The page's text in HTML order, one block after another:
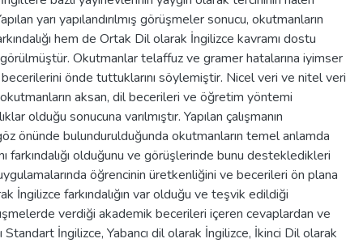
yarı yapılandırılmış görüşmeler sonucu, okutmanların
hem de Ortak Dil olarak İngilizce kavramı dostu
Okutmanlar telaffuz ve gramer hatalarına iyimser
önde tuttuklarını söylemiştir. Nicel veri ve nitel veri
okutmanların aksan, dil becerileri ve öğretim yöntemi
olduğu sonucuna varılmıştır. Yapılan çalışmanın
önünde bulundurulduğunda okutmanların temel anlamda
farkındalığı olduğunu ve görüşlerinde bunu destekledikleri
uygulamalarında öğrencinin üretkenliğini ve becerileri ön plana
İngilizce farkındalığın var olduğu ve teşvik edildiği
verdiği akademik becerileri içeren cevaplardan ve
İngilizce, Yabancı dil olarak İngilizce, İkinci Dil olarak